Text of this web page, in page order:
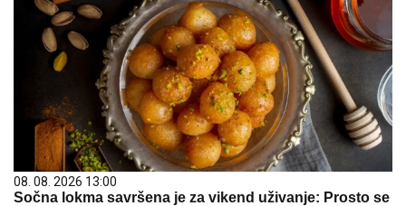
08. 08. 2026 13:00
Sočna lokma savršena je za vikend uživanje: Prosto se